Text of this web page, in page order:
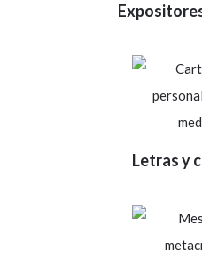
Letras y